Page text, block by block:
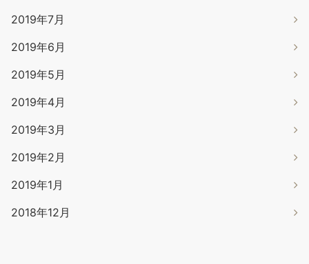
2019年7月
2019年6月
2019年5月
2019年4月
2019年3月
2019年2月
2019年1月
2018年12月